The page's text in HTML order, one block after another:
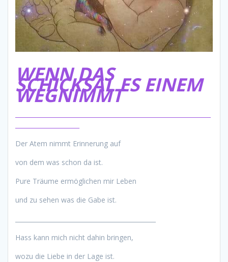
WENN DAS
SCHICKSAL ES EINEM
WEGNIMMT
Der Atem nimmt Erinnerung auf
von dem was schon da ist.
Pure Träume ermöglichen mir Leben
und zu sehen was die Gabe ist.
Hass kann mich nicht dahin bringen,
wozu die Liebe in der Lage ist.